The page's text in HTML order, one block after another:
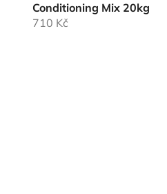
Conditioning Mix 20kg
710 Kč